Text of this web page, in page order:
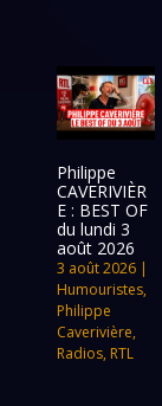
Philippe
CAVERIVIÈR
E : BEST OF
du lundi 3
août 2026
3 août 2026 |
Humouristes,
Philippe
Caverivière,
Radios, RTL